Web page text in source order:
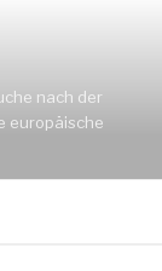
nach der
europäische